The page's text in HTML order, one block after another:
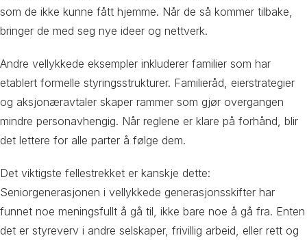
som de ikke kunne fått hjemme. Når de så kommer tilbake,
bringer de med seg nye ideer og nettverk.
Andre vellykkede eksempler inkluderer familier som har
etablert formelle styringsstrukturer. Familieråd, eierstrategier
og aksjonæravtaler skaper rammer som gjør overgangen
mindre personavhengig. Når reglene er klare på forhånd, blir
det lettere for alle parter å følge dem.
Det viktigste fellestrekket er kanskje dette:
Seniorgenerasjonen i vellykkede generasjonsskifter har
funnet noe meningsfullt å gå til, ikke bare noe å gå fra. Enten
det er styreverv i andre selskaper, frivillig arbeid, eller rett og